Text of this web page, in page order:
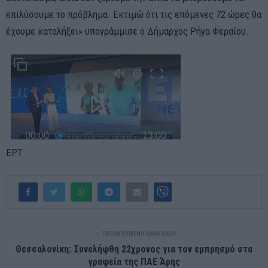
επιλύσουμε το πρόβλημα. Εκτιμώ ότι τις επόμενες 72 ώρες θα
έχουμε καταλήξει» υπογράμμισε ο Δήμαρχος Ρήγα Φεραίου.
ΕΡΤ
ΠΡΟΗΓΟΎΜΕΝΗ ΑΝΆΡΤΗΣΗ
Θεσσαλονίκη: Συνελήφθη 22χρονος για τον εμπρησμό στα
γραφεία της ΠΑΕ Άρης